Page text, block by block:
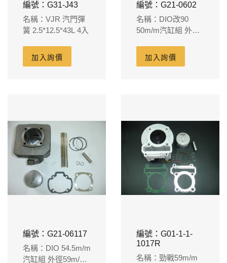
編號：G31-J43
名稱：VJR 汽門彈
簧 2.5*12.5*43L 4入
加入詢價
編號：G21-0602
名稱：DIO改90
50m/m汽缸組 外徑
群部24 對應原廠曲
軸
加入詢價
編號：G21-06117
名稱：DIO 54.5m/m
汽缸組 外徑59m/m
編號：G01-1-1-
1017R
名稱：勁戰59m/m